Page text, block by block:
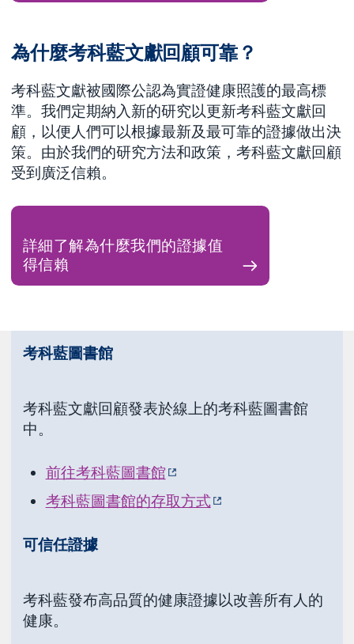
為什麼考科藍文獻回顧可靠？
考科藍文獻被國際公認為實證健康照護的最高標
準。我們定期納入新的研究以更新考科藍文獻回
顧，以便人們可以根據最新及最可靠的證據做出決
策。由於我們的研究方法和政策，考科藍文獻回顧
受到廣泛信賴。
詳細了解為什麼我們的證據值
得信賴
考科藍圖書館
考科藍文獻回顧發表於線上的考科藍圖書館
中。
前往考科藍圖書館
考科藍圖書館的存取方式
可信任證據
考科藍發布高品質的健康證據以改善所有人的
健康。